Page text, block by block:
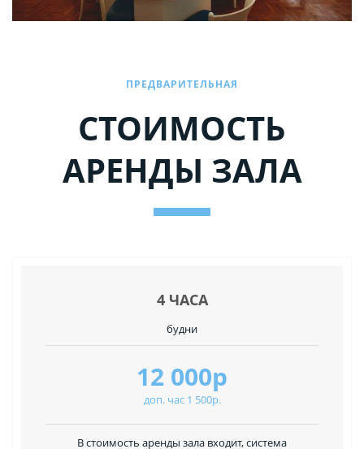
ПРЕДВАРИТЕЛЬНАЯ
СТОИМОСТЬ
АРЕНДЫ ЗАЛА
4 ЧАСА
будни
12 000р
доп. час 1 500р.
В стоимость аренды зала входит, система